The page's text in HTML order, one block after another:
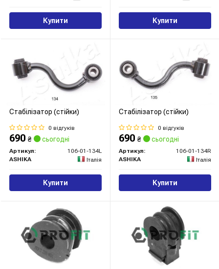
Купити Купити
Стабілізатор (стійки)
0 відгуків
690 ₴ сьогодні
Артикул:
106-01-134L
ASHIKA
Італія
Купити
Стабілізатор (стійки)
0 відгуків
690 ₴ сьогодні
Артикул:
106-01-134R
ASHIKA
Італія
Купити